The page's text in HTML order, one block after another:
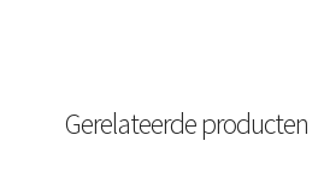
Gerelateerde producten